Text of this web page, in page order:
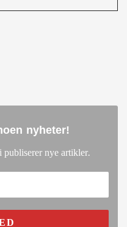
nyheter!
publiserer nye artikler.